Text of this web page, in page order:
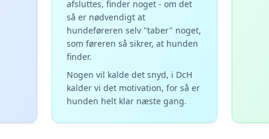
afsluttes, finder noget - om det
så er nødvendigt at
hundeføreren selv "taber" noget,
som føreren så sikrer, at hunden
finder.
Nogen vil kalde det snyd, i DcH
kalder vi det motivation, for så er
hunden helt klar næste gang.